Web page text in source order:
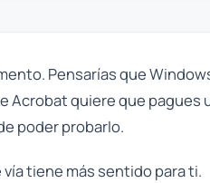
Pensarías que
Acrobat quiere que pagues
poder probarlo.
tiene más sentido para ti.